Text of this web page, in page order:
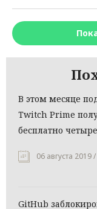
В этом месяце
Twitch Prime
бесплатно
06 августа 2019
GitHub